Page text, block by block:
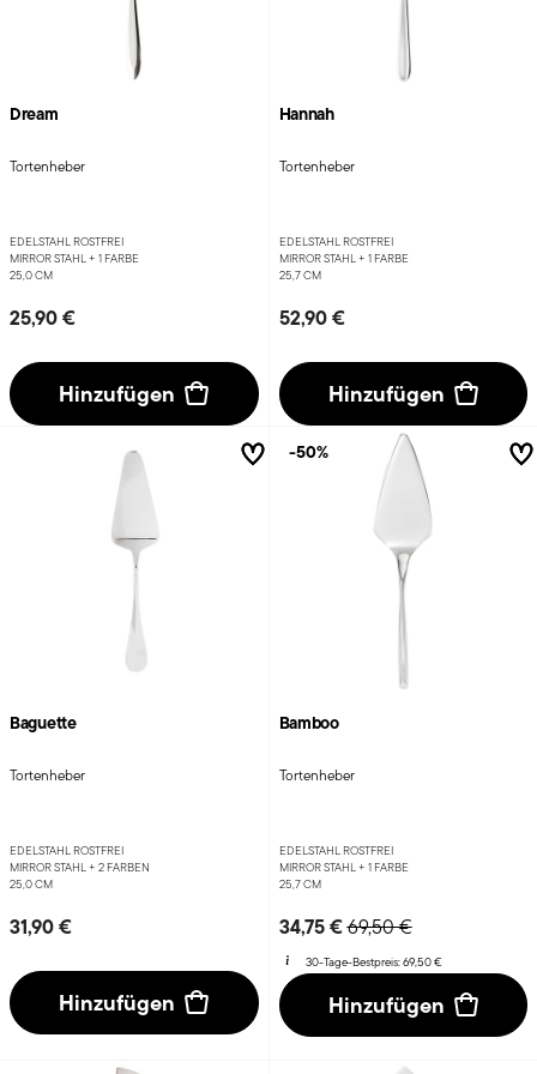
Dream
Tortenheber
EDELSTAHL ROSTFREI
MIRROR STAHL + 1 FARBE
25,0 CM
25,90 €
Hinzufügen
Hannah
Tortenheber
EDELSTAHL ROSTFREI
MIRROR STAHL + 1 FARBE
25,7 CM
52,90 €
Hinzufügen
Baguette
Tortenheber
EDELSTAHL ROSTFREI
MIRROR STAHL + 2 FARBEN
25,0 CM
31,90 €
Hinzufügen
Bamboo
Tortenheber
EDELSTAHL ROSTFREI
MIRROR STAHL + 1 FARBE
25,7 CM
34,75 €Price reduced from
69,50 €to
30-Tage-Bestpreis:69,50 €
Hinzufügen
-50%